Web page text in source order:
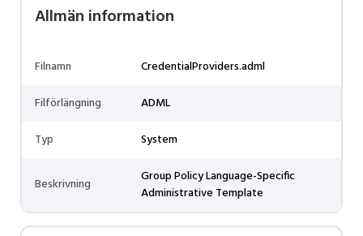
Allmän information
Filnamn
CredentialProviders.adml
Filförlängning
ADML
Typ
System
Beskrivning
Group Policy Language-Specific
Administrative Template